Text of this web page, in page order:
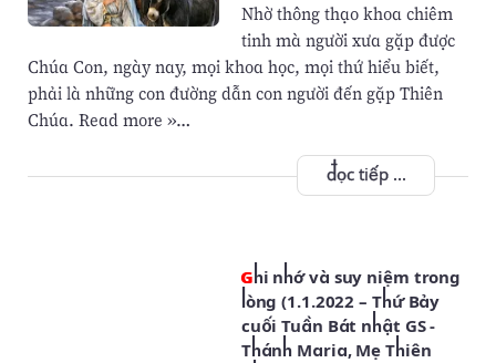
Nhờ thông thạo khoa chiêm
tinh mà người xưa gặp được
Chúa Con, ngày nay, mọi khoa học, mọi thứ hiểu biết,
phải là những con đường dẫn con người đến gặp Thiên
Chúa. Read more »…
đọc tiếp ...
Ghi nhớ và suy niệm trong
lòng (1.1.2022 – Thứ Bảy
cuối Tuần Bát nhật GS -
Thánh Maria, Mẹ Thiên